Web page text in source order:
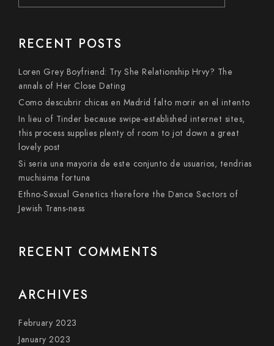
RECENT POSTS
Loren Grey Boyfriend: Try She Relationship Hrvy? The
annals of Her Close Dating
Como descubrir chicas en Madrid falto morir en el intento
In lieu of Tinder because swipe-established internet sites,
this process supplies plenty of room to jot down a great
lovely post
Si seri­a una mayoria de este conjunto de usuarios, tendri­as
muchisima fortuna
Ethno-Sexual Genetics therefore the Dance Sectors of
Jewish Trans-ness
RECENT COMMENTS
ARCHIVES
February 2023
January 2023